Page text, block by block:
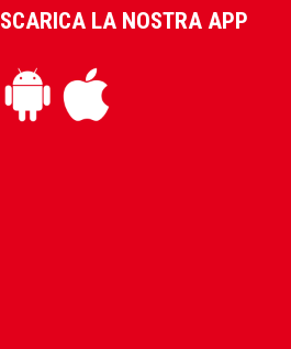
SCARICA LA NOSTRA APP